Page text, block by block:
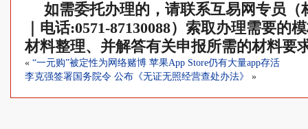
如需委托办理的，请联系互易网专员（
｜电话:0571-87130088）索取办理需要的
材料整理、并解答有关申报所需的材料要
« “一元购”被定性为网络赌博 苹果App Store仍有大量app存活
李克强签署国务院令 公布《无证无照经营查处办法》
»